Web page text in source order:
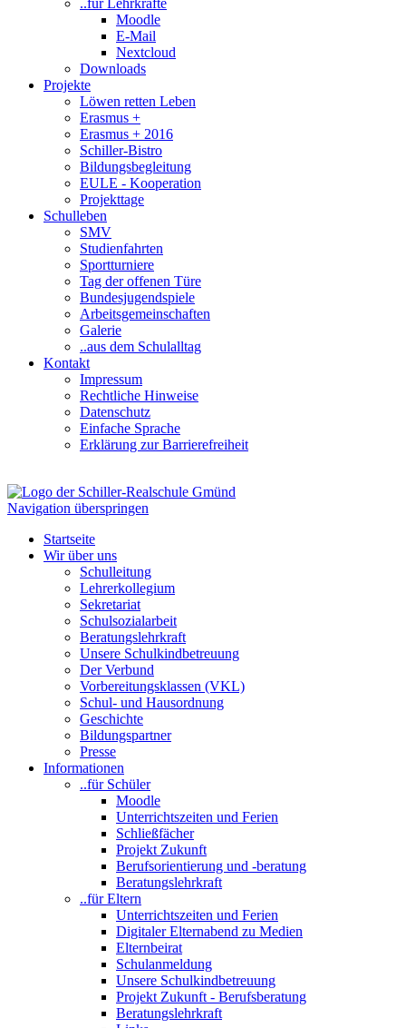
..für Lehrkräfte
Moodle
E-Mail
Nextcloud
Downloads
Projekte
Löwen retten Leben
Erasmus +
Erasmus + 2016
Schiller-Bistro
Bildungsbegleitung
EULE - Kooperation
Projekttage
Schulleben
SMV
Studienfahrten
Sportturniere
Tag der offenen Türe
Bundesjugendspiele
Arbeitsgemeinschaften
Galerie
..aus dem Schulalltag
Kontakt
Impressum
Rechtliche Hinweise
Datenschutz
Einfache Sprache
Erklärung zur Barrierefreiheit
Navigation überspringen
Startseite
Wir über uns
Schulleitung
Lehrerkollegium
Sekretariat
Schulsozialarbeit
Beratungslehrkraft
Unsere Schulkindbetreuung
Der Verbund
Vorbereitungsklassen (VKL)
Schul- und Hausordnung
Geschichte
Bildungspartner
Presse
Informationen
..für Schüler
Moodle
Unterrichtszeiten und Ferien
Schließfächer
Projekt Zukunft
Berufsorientierung und -beratung
Beratungslehrkraft
..für Eltern
Unterrichtszeiten und Ferien
Digitaler Elternabend zu Medien
Elternbeirat
Schulanmeldung
Unsere Schulkindbetreuung
Projekt Zukunft - Berufsberatung
Beratungslehrkraft